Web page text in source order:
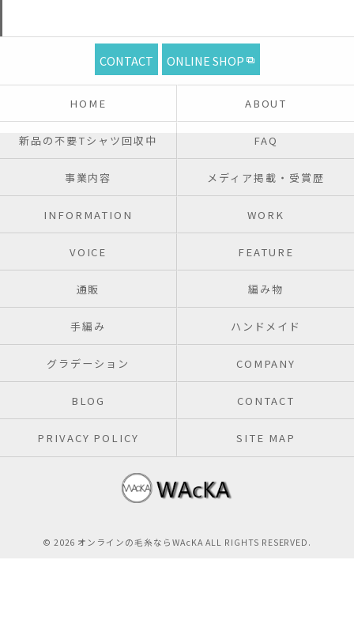
CONTACT ONLINE SHOP
HOME ABOUT
新品の不要Tシャツ回収中 FAQ
事業内容 メディア掲載・受賞歴
INFORMATION WORK
VOICE FEATURE
通販 編み物
手編み ハンドメイド
グラデーション COMPANY
BLOG CONTACT
PRIVACY POLICY SITE MAP
© 2026 オンラインの毛糸ならWAcKA ALL RIGHTS RESERVED.